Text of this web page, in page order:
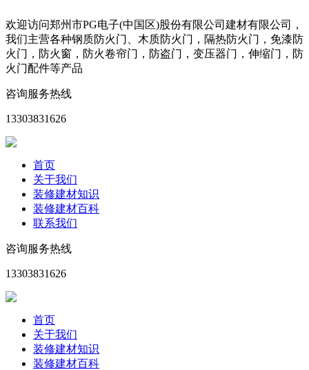
欢迎访问郑州市PG电子(中国区)股份有限公司建材有限公司，
我们主营各种钢质防火门、木质防火门，隔热防火门，免漆防
火门，防火窗，防火卷帘门，防盗门，变压器门，伸缩门，防
火门配件等产品
咨询服务热线
13303831626
首页
关于我们
装修建材知识
装修建材百科
联系我们
咨询服务热线
13303831626
首页
关于我们
装修建材知识
装修建材百科